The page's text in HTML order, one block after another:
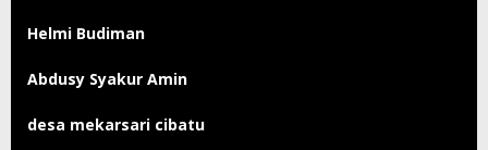
Helmi Budiman
Abdusy Syakur Amin
desa mekarsari cibatu